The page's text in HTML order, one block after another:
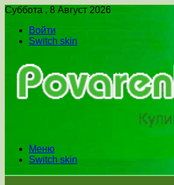
Суббота , 8 Август 2026
Войти
Switch skin
Меню
Switch skin